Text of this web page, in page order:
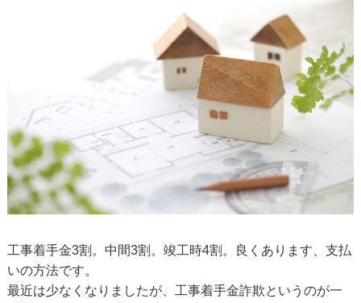
工事着手金3割。中間3割。竣工時4割。良くあります、支払
いの方法です。
最近は少なくなりましたが、工事着手金詐欺というのが一